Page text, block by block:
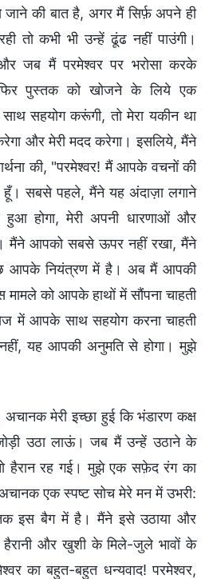
की बात है, अगर मैं सिर्फ़ अपने ही
तो कभी भी उन्हें ढूंढ नहीं पाउंगी।
और जब मैं परमेश्वर पर भरोसा करके
पुस्तक को खोजने के लिये एक
सहयोग करूंगी, तो मेरा यकीन था
करेगा और मेरी मदद करेगा। इसलिये, मैंने
की, "परमेश्वर! मैं आपके वचनों की
हूँ। सबसे पहले, मैंने यह अंदाज़ा लगाने
होगा, मेरी अपनी धारणाओं और
मैंने आपको सबसे ऊपर नहीं रखा, मैंने
आपके नियंत्रण में है। अब मैं आपकी
को आपके हाथों में सौंपना चाहती
में आपके साथ सहयोग करना चाहती
यह आपकी अनुमति से होगा। मुझे
अचानक मेरी इच्छा हुई कि भंडारण कक्ष
उठा लाऊं। जब मैं उन्हें उठाने के
हैरान रह गई। मुझे एक सफ़ेद रंग का
एक स्पष्ट सोच मेरे मन में उभरी:
इस बैग में है। मैंने इसे उठाया और
हैरानी और खुशी के मिले-जुले भावों के
का बहुत-बहुत धन्यवाद! परमेश्वर,